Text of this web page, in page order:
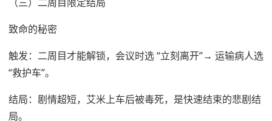
致命的秘密
触发：二周目才能解锁，会议时选 “立刻离开”→ 运输病人选
“救护车”。
结局：剧情超短，艾米上车后被毒死，是快速结束的悲剧结
局。